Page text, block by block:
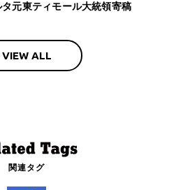
元東ティモール大統領寄稿
VIEW ALL
関連タグ